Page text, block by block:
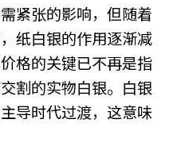
紧张的影响，但随着
纸白银的作用逐渐减
格的关键已不再是指
割的实物白银。白银
导时代过渡，这意味